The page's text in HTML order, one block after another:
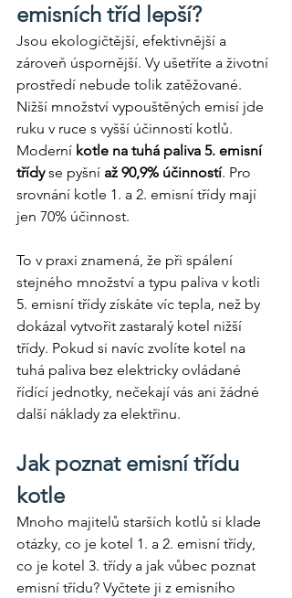
emisních tříd lepší?
Jsou ekologičtější, efektivnější a
zároveň úspornější. Vy ušetříte a životní
prostředí nebude tolik zatěžované.
Nižší množství vypouštěných emisí jde
ruku v ruce s vyšší účinností kotlů.
Moderní kotle na tuhá paliva 5. emisní
třídy se pyšní až 90,9% účinností. Pro
srovnání kotle 1. a 2. emisní třídy mají
jen 70% účinnost.
To v praxi znamená, že při spálení
stejného množství a typu paliva v kotli
5. emisní třídy získáte víc tepla, než by
dokázal vytvořit zastaralý kotel nižší
třídy. Pokud si navíc zvolíte kotel na
tuhá paliva bez elektricky ovládané
řídící jednotky, nečekají vás ani žádné
další náklady za elektřinu.
Jak poznat emisní třídu
kotle
Mnoho majitelů starších kotlů si klade
otázky, co je kotel 1. a 2. emisní třídy,
co je kotel 3. třídy a jak vůbec poznat
emisní třídu? Vyčtete ji z emisního